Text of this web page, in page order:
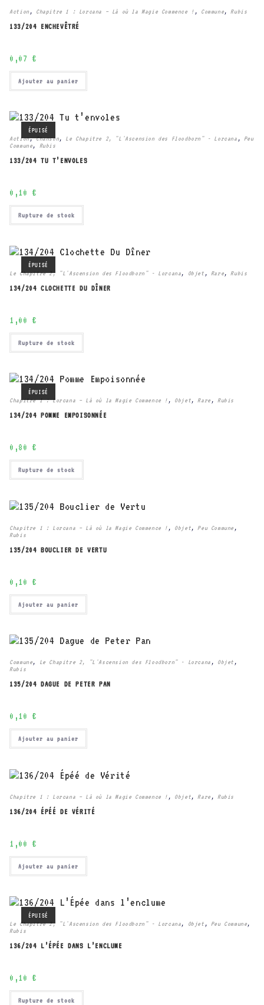
Action , Chapitre 1 : Lorcana – Là où la Magie Commence ! , Commune, Rubis
133/204 ENCHEVÊTRÉ
0,07 €
Ajouter au panier
ÉPUISÉ
Action,Chanson, Le Chapitre 2, "L'Ascension des Floodborn" - Lorcana , Peu
Commune, Rubis
133/204 TU T’ENVOLES
0,10 €
Rupture de stock
ÉPUISÉ
Le Chapitre 2, "L'Ascension des Floodborn" - Lorcana, Objet , Rare, Rubis
134/204 CLOCHETTE DU DÎNER
1,00 €
Rupture de stock
ÉPUISÉ
Chapitre 1 : Lorcana – Là où la Magie Commence ! , Objet, Rare , Rubis
134/204 POMME EMPOISONNÉE
0,80 €
Rupture de stock
Chapitre 1 : Lorcana – Là où la Magie Commence ! , Objet, Peu Commune ,
Rubis
135/204 BOUCLIER DE VERTU
0,10 €
Ajouter au panier
Commune, Le Chapitre 2, "L'Ascension des Floodborn" - Lorcana , Objet ,
Rubis
135/204 DAGUE DE PETER PAN
0,10 €
Ajouter au panier
Chapitre 1 : Lorcana – Là où la Magie Commence ! , Objet, Rare , Rubis
136/204 ÉPÉÉ DE VÉRITÉ
1,00 €
Ajouter au panier
ÉPUISÉ
Le Chapitre 2, "L'Ascension des Floodborn" - Lorcana, Objet , Peu Commune,
Rubis
136/204 L’ÉPÉE DANS L’ENCLUME
0,10 €
Rupture de stock